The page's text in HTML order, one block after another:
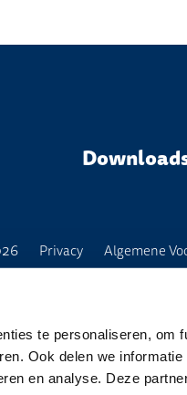
te personaliseren, om
Ook delen we
en analyse. Deze
Privacy Algemene